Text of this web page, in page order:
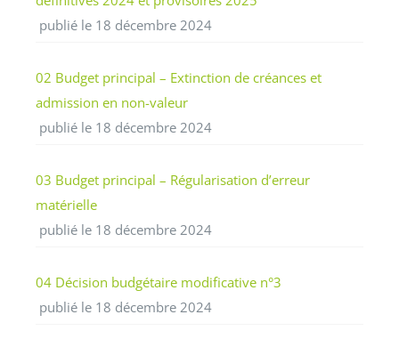
publié le 18 décembre 2024
02 Budget principal – Extinction de créances et
admission en non-valeur
publié le 18 décembre 2024
03 Budget principal – Régularisation d’erreur
matérielle
publié le 18 décembre 2024
04 Décision budgétaire modificative n°3
publié le 18 décembre 2024